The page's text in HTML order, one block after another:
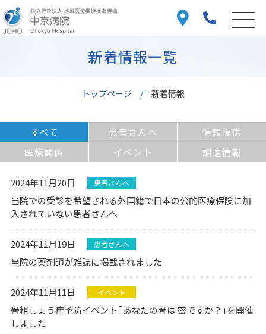
トップページ 新着情報
新着情報一覧
すべて 患者さんへ
情報提供
医療関係
イベント 調達情報
2024年11月20日 患者さんへ
当院での受診を希望される外国籍で日本の公的医療保険に加
入されていない患者さんへ
2024年11月19日 患者さんへ
当院の薬剤師が雑誌に掲載されました
2024年11月11日 イベント
骨粗しょう症予防イベント｢あなたの骨は 密ですか？｣を開催
しました